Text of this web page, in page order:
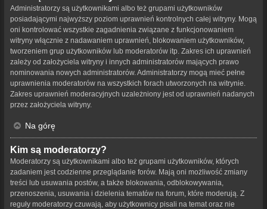
Administratorzy są użytkownikami albo też grupami użytkowników
posiadającymi najwyższy poziom uprawnień kontrolnych całej witryny. Mogą
oni kontrolować wszystkie zagadnienia związane z funkcjonowaniem
witryny włącznie z nadawaniem uprawnień, blokowaniem użytkowników,
tworzeniem grup użytkowników lub moderatorów itp. Zakres ich uprawnień
zależy od założyciela witryny i innych administratorów mających prawo
nominowania nowych administratorów. Administratorzy mogą mieć pełne
uprawnienia moderatorów na wszystkich forach utworzonych na witrynie.
Zakres uprawnień moderacyjnych uzależniony jest od uprawnień nadanych
przez założyciela witryny.
Na górę
Kim są moderatorzy?
Moderatorzy są użytkownikami albo też grupami użytkowników, których
zadaniem jest codzienne przeglądanie forów. Mają oni możliwość zmiany
treści lub usuwania postów, a także blokowania, odblokowywania,
przenoszenia, usuwania i dzielenia tematów na forum, które moderują. Z
reguły moderatorzy czuwają, aby użytkownicy pisali na temat oraz nie